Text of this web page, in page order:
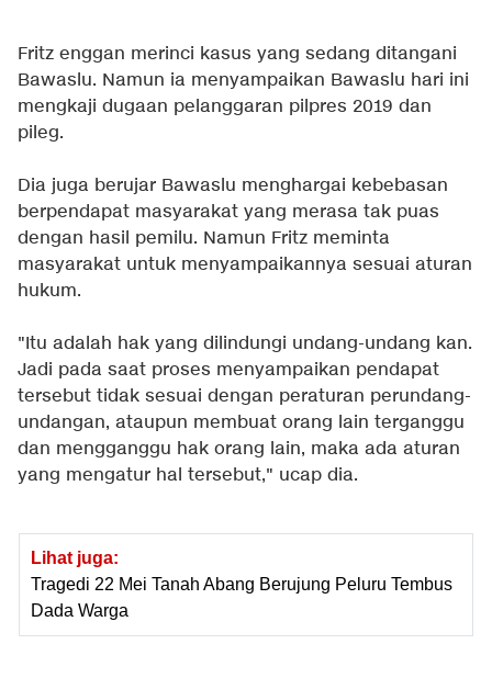
Fritz enggan merinci kasus yang sedang ditangani
Bawaslu. Namun ia menyampaikan Bawaslu hari ini
mengkaji dugaan pelanggaran pilpres 2019 dan
pileg.
Dia juga berujar Bawaslu menghargai kebebasan
berpendapat masyarakat yang merasa tak puas
dengan hasil pemilu. Namun Fritz meminta
masyarakat untuk menyampaikannya sesuai aturan
hukum.
"Itu adalah hak yang dilindungi undang-undang kan.
Jadi pada saat proses menyampaikan pendapat
tersebut tidak sesuai dengan peraturan perundang-
undangan, ataupun membuat orang lain terganggu
dan mengganggu hak orang lain, maka ada aturan
yang mengatur hal tersebut," ucap dia.
Lihat juga:
Tragedi 22 Mei Tanah Abang Berujung Peluru Tembus
Dada Warga